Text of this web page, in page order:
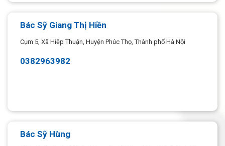
Bác Sỹ Giang Thị Hiền
Cụm 5, Xã Hiệp Thuận, Huyện Phúc Thọ, Thành phố Hà Nội
0382963982
Bác Sỹ Hùng